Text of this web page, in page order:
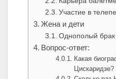
Участие в
Жена и дети
Однополый брак
Вопрос-ответ:
Какая
Цискаридзе?